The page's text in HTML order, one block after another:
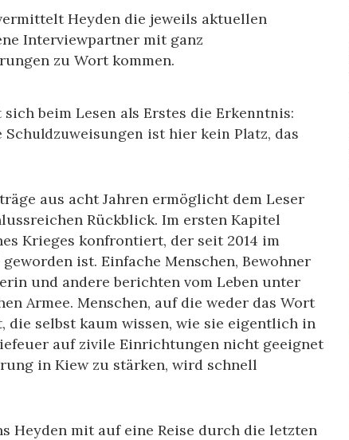
Heyden die jeweils aktuellen
Interviewpartner mit ganz
zu Wort kommen.
beim Lesen als Erstes die Erkenntnis:
ist hier kein Platz, das
aus acht Jahren ermöglicht dem Leser
Rückblick. Im ersten Kapitel
Krieges konfrontiert, der seit 2014 im
ist. Einfache Menschen, Bewohner
und andere berichten vom Leben unter
Armee. Menschen, auf die weder das Wort
die selbst kaum wissen, wie sie eigentlich in
auf zivile Einrichtungen nicht geeignet
in Kiew zu stärken, wird schnell
Heyden mit auf eine Reise durch die letzten